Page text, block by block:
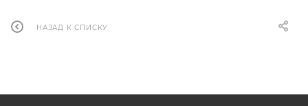
НАЗАД К СПИСКУ